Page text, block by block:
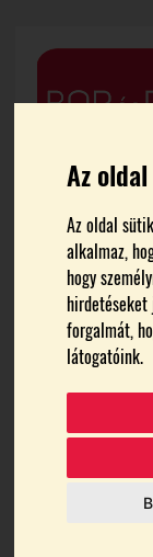
Az
Az oldal
alkalmaz,
hogy
hirdetéseket
forgalmát,
látogatóink.
FŐOLDAL
Isa Bal